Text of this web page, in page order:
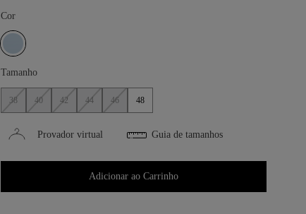
Cor
Tamanho
38 40 42 44 46 48
Provador virtual Guia de tamanhos
Adicionar ao Carrinho